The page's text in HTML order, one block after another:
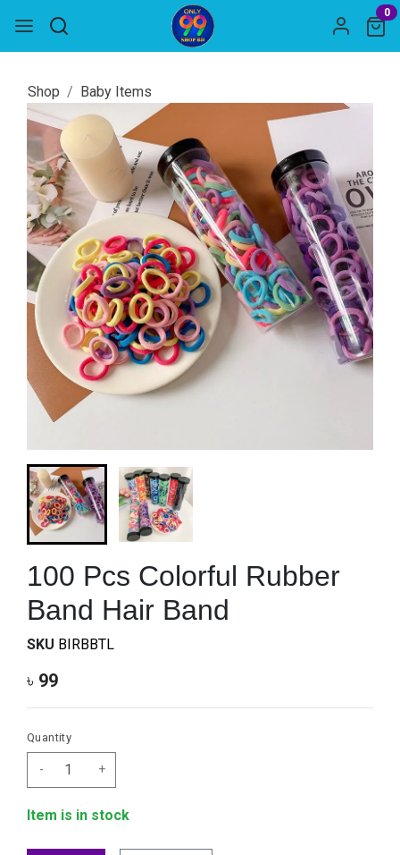
0
Shop Baby Items
100 Pcs Colorful Rubber
Band Hair Band
SKU BIRBBTL
৳ 99
Quantity
- +
Item is in stock